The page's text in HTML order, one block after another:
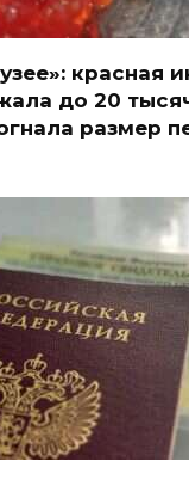
красная
до 20
размер